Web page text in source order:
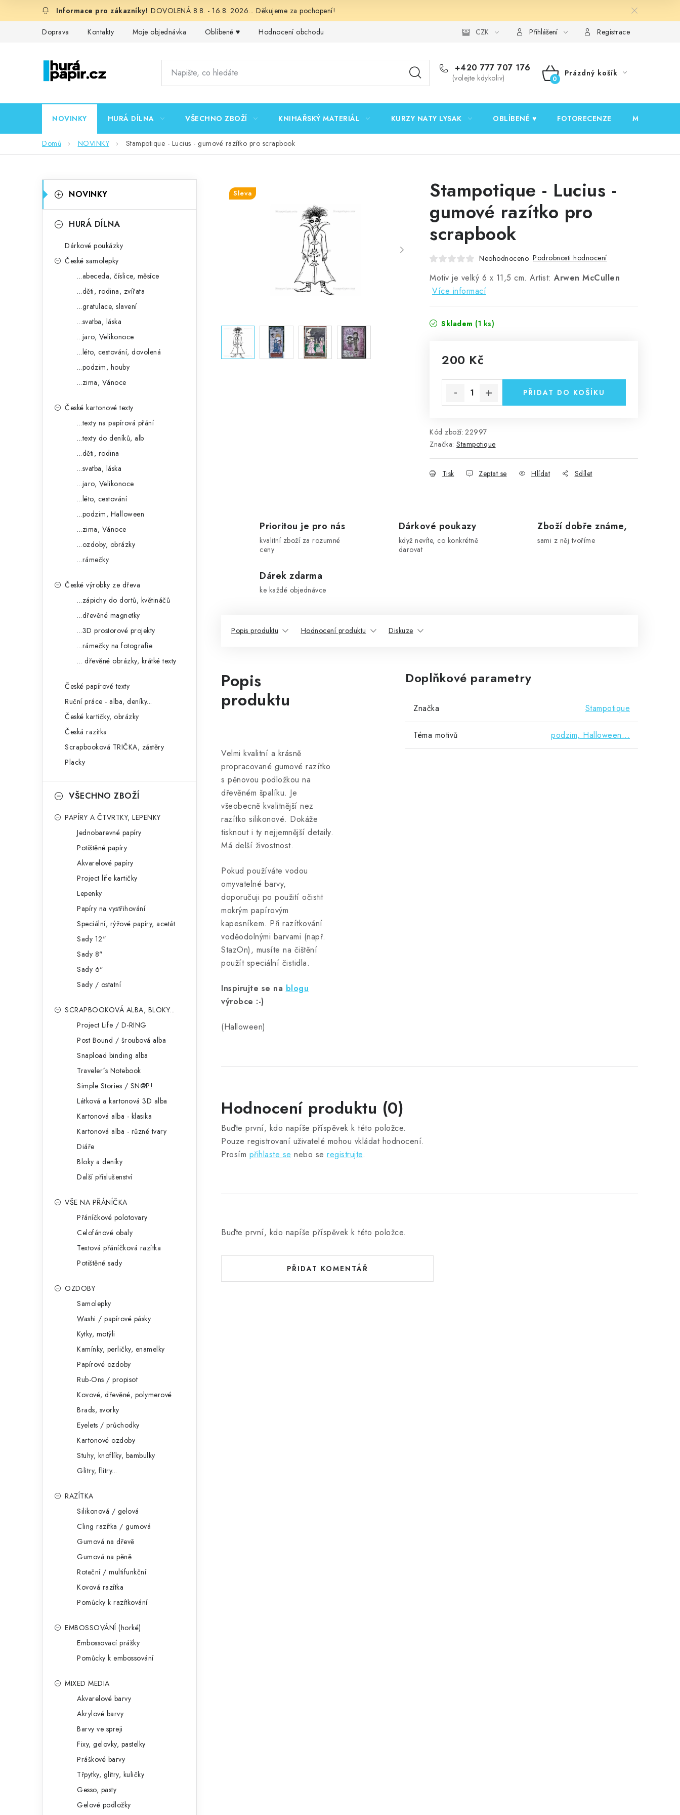
DOVOLENÁ 8.8. - 16.8. 2026... Děkujeme za pochopení!
Doprava Kontakty Moje objednávka Oblíbené ♥️ Hodnocení obchodu Podmínky ochrany osobních údajů Ověřování recenzí
CZK Přihlášení Registrace
+420 777 707 176
(volejte kdykoliv)
NÁKUPNÍ
Prázdný košík
NOVINKY HURÁ DÍLNA VŠECHNO ZBOŽÍ KNIHAŘSKÝ MATERIÁL KURZY NATY LYSAK OBLÍBENÉ ♥️ FOTORECENZE MOJE
Domů NOVINKY Stampotique - Lucius - gumové razítko pro scrapbook
P
o
kategorie
K
a
NOVINKY
HURÁ DÍLNA
Dárkové poukázky
České samolepky
...abeceda, číslice, měsíce
...děti, rodina, zvířata
...gratulace, slavení
...svatba, láska
...jaro, Velikonoce
...léto, cestování, dovolená
...podzim, houby
...zima, Vánoce
České kartonové texty
...texty na papírová přání
...texty do deníků, alb
...děti, rodina
...svatba, láska
...jaro, Velikonoce
...léto, cestování
...podzim, Halloween
...zima, Vánoce
...ozdoby, obrázky
...rámečky
České výrobky ze dřeva
...zápichy do dortů, květináčů
...dřevěné magnetky
...3D prostorové projekty
...rámečky na fotografie
... dřevěné obrázky, krátké texty
České papírové texty
Ruční práce - alba, deníky...
České kartičky, obrázky
Česká razítka
Scrapbooková TRIČKA, zástěry
Placky
VŠECHNO ZBOŽÍ
PAPÍRY A ČTVRTKY, LEPENKY
Jednobarevné papíry
Potištěné papíry
Akvarelové papíry
Project life kartičky
Lepenky
Papíry na vystřihování
Speciální, rýžové papíry, acetát
Sady 12"
Sady 8"
Sady 6"
Sady / ostatní
SCRAPBOOKOVÁ ALBA, BLOKY...
Project Life / D-RING
Post Bound / šroubová alba
Snapload binding alba
Traveler´s Notebook
Simple Stories / SN@P!
Látková a kartonová 3D alba
Kartonová alba - klasika
Kartonová alba - různé tvary
Diáře
Bloky a deníky
Další příslušenství
VŠE NA PŘÁNÍČKA
Přáníčkové polotovary
Celofánové obaly
Textová přáníčková razítka
Potištěné sady
OZDOBY
Samolepky
Washi / papírové pásky
Kytky, motýli
Kamínky, perličky, enamelky
Papírové ozdoby
Rub-Ons / propisot
Kovové, dřevěné, polymerové
Brads, svorky
Eyelets / průchodky
Kartonové ozdoby
Stuhy, knoflíky, bambulky
Glitry, flitry...
RAZÍTKA
Silikonová / gelová
Cling razítka / gumová
Gumová na dřevě
Gumová na pěně
Rotační / multifunkční
Kovová razítka
Pomůcky k razítkování
EMBOSSOVÁNÍ (horké)
Embossovací prášky
Pomůcky k embossování
MIXED MEDIA
Akvarelové barvy
Akrylové barvy
Barvy ve spreji
Fixy, gelovky, pastelky
Práškové barvy
Třpytky, glitry, kuličky
Gesso, pasty
Gelové podložky
Stampotique - Lucius -
gumové razítko pro
scrapbook
Neohodnoceno Podrobnosti hodnocení
Motiv je velký 6 x 11,5 cm. Artist: Arwen McCullen
Více informací
Skladem (1 ks)
200 Kč
PŘIDAT DO KOŠÍKU
Kód zboží: 22997
Značka: Stampotique
Tisk Zeptat se Hlídat Sdílet
Sleva
Prioritou je pro nás
kvalitní zboží za rozumné
ceny
Dárkové poukazy
když nevíte, co konkrétně
darovat
Zboží dobře známe,
sami z něj tvoříme
Dárek zdarma
ke každé objednávce
Popis produktu Hodnocení produktu Diskuze
Popis
produktu
Velmi kvalitní a krásně
propracované gumové razítko
s pěnovou podložkou na
dřevěném špalíku. Je
všeobecně kvalitnější nez
razítko silikonové. Dokáže
tisknout i ty nejjemnější detaily.
Má delší živostnost.
Pokud používáte vodou
omyvatelné barvy,
doporučuji po použití očistit
mokrým papírovým
kapesníkem. Při razítkování
voděodolnými barvami (např.
StazOn), musíte na čištění
použít speciální čistidla.
Inspirujte se na blogu
výrobce :-)
(Halloween)
Doplňkové parametry
Značka Stampotique
Téma motivů podzim, Halloween...
Hodnocení produktu (0)
Buďte první, kdo napíše příspěvek k této položce.
Pouze registrovaní uživatelé mohou vkládat hodnocení.
Prosím přihlaste se nebo se registrujte.
Buďte první, kdo napíše příspěvek k této položce.
PŘIDAT KOMENTÁŘ